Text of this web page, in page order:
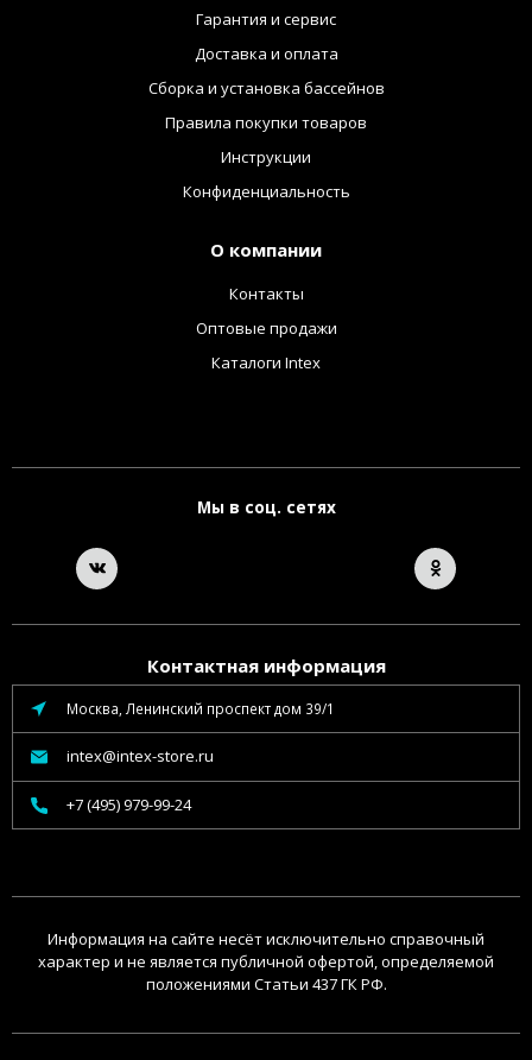
Гарантия и сервис
Доставка и оплата
Сборка и установка бассейнов
Правила покупки товаров
Инструкции
Конфиденциальность
О компании
Контакты
Оптовые продажи
Каталоги Intex
Мы в соц. сетях
Контактная информация
Москва, Ленинский проспект дом 39/1
intex@intex-store.ru
+7 (495) 979-99-24
Информация на сайте несёт исключительно справочный
характер и не является публичной офертой, определяемой
положениями Статьи 437 ГК РФ.